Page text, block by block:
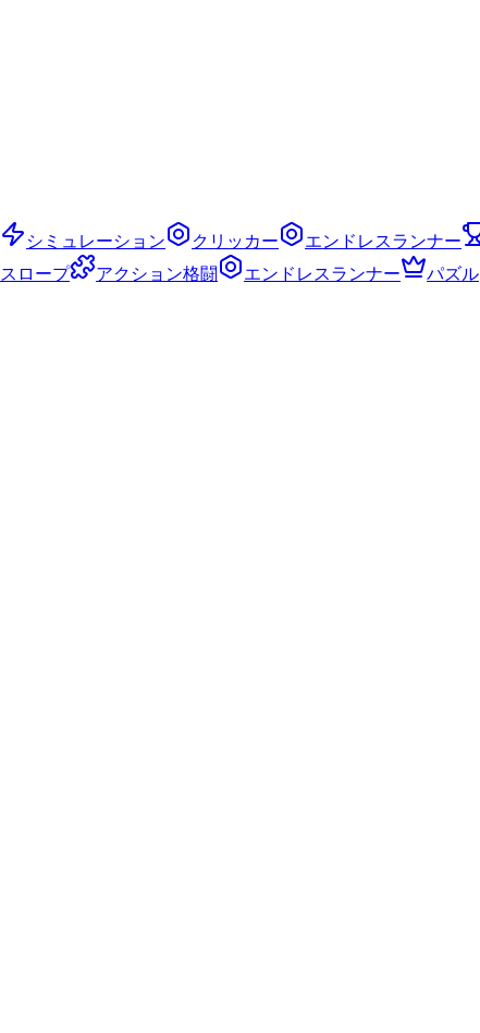
シミュレーション クリッカー エンドレスランナー
スロープ アクション格闘 エンドレスランナー パズル